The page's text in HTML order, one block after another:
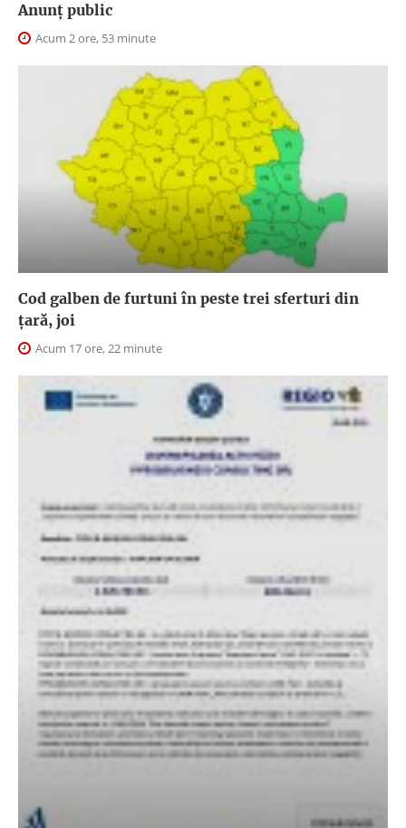
Anunţ public
Acum 2 ore, 53 minute
Cod galben de furtuni în peste trei sferturi din
țară, joi
Acum 17 ore, 22 minute